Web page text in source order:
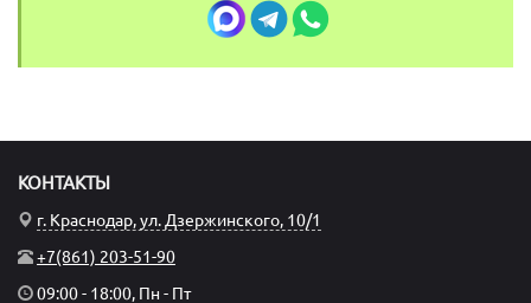
КОНТАКТЫ
г. Краснодар, ул. Дзержинского, 10/1
+7(861) 203-51-90
09:00 - 18:00, Пн - Пт